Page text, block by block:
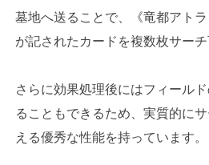
墓地へ送ることで、《竜都アト
が記されたカードを複数枚サーチ
さらに効果処理後にはフィール
ることもできるため、実質的に
える優秀な性能を持っています。